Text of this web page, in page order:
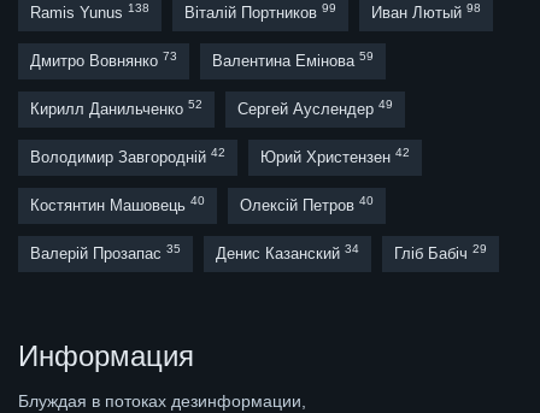
Ramis Yunus 138 Віталій Портников 99 Иван Лютый 98
Дмитро Вовнянко 73 Валентина Емінова 59
Кирилл Данильченко 52 Сергей Ауслендер 49
Володимир Завгородній 42 Юрий Христензен 42
Костянтин Машовець 40 Олексій Петров 40
Валерій Прозапас 35 Денис Казанский 34 Гліб Бабіч 29
Информация
Блуждая в потоках дезинформации,